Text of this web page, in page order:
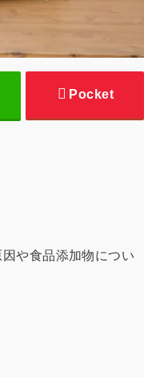
Pocket
や食品添加物につい